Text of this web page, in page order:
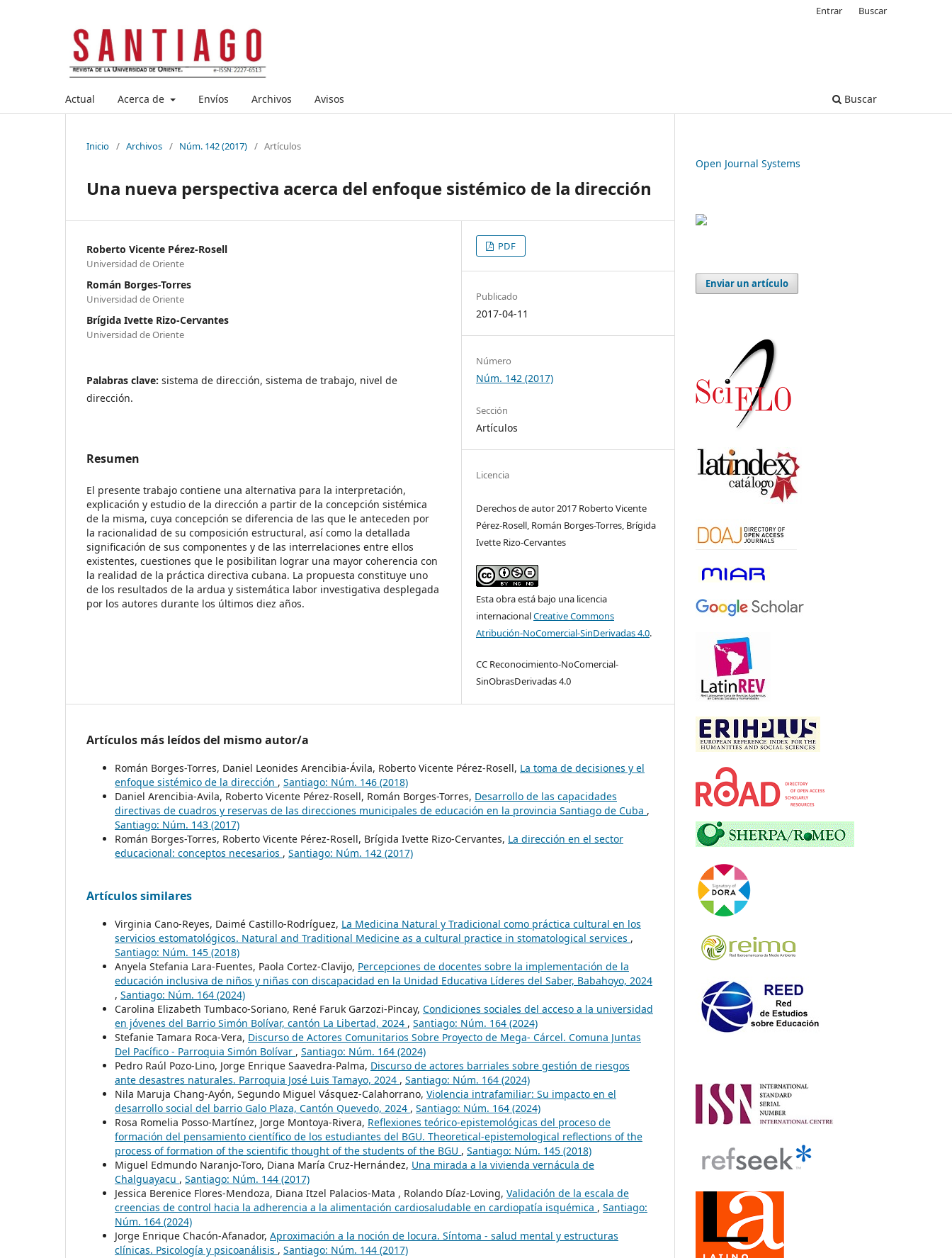
Actual Acerca de Envíos Archivos Avisos Buscar
Entrar Buscar
Inicio / Archivos / Núm. 142 (2017) / Artículos
Una nueva perspectiva acerca del enfoque sistémico de la dirección
Roberto Vicente Pérez-Rosell
Universidad de Oriente
Román Borges-Torres
Universidad de Oriente
Brígida Ivette Rizo-Cervantes
Universidad de Oriente
Palabras clave: sistema de dirección, sistema de trabajo, nivel de
dirección.
Resumen
El presente trabajo contiene una alternativa para la interpretación,
explicación y estudio de la dirección a partir de la concepción sistémica
de la misma, cuya concepción se diferencia de las que le anteceden por
la racionalidad de su composición estructural, así como la detallada
significación de sus componentes y de las interrelaciones entre ellos
existentes, cuestiones que le posibilitan lograr una mayor coherencia con
la realidad de la práctica directiva cubana. La propuesta constituye uno
de los resultados de la ardua y sistemática labor investigativa desplegada
por los autores durante los últimos diez años.
PDF
Publicado
2017-04-11
Número
Núm. 142 (2017)
Sección
Artículos
Licencia
Derechos de autor 2017 Roberto Vicente
Pérez-Rosell, Román Borges-Torres, Brígida
Ivette Rizo-Cervantes
Esta obra está bajo una licencia
internacionalCreative Commons
Atribución-NoComercial-SinDerivadas 4.0.
CC Reconocimiento-NoComercial-
SinObrasDerivadas 4.0
Artículos más leídos del mismo autor/a
Román Borges-Torres, Daniel Leonides Arencibia-Ávila, Roberto Vicente Pérez-Rosell, La toma de decisiones y el
enfoque sistémico de la dirección , Santiago: Núm. 146 (2018)
Daniel Arencibia-Avila, Roberto Vicente Pérez-Rosell, Román Borges-Torres, Desarrollo de las capacidades
directivas de cuadros y reservas de las direcciones municipales de educación en la provincia Santiago de Cuba ,
Santiago: Núm. 143 (2017)
Román Borges-Torres, Roberto Vicente Pérez-Rosell, Brígida Ivette Rizo-Cervantes, La dirección en el sector
educacional: conceptos necesarios , Santiago: Núm. 142 (2017)
Artículos similares
Virginia Cano-Reyes, Daimé Castillo-Rodríguez, La Medicina Natural y Tradicional como práctica cultural en los
servicios estomatológicos. Natural and Traditional Medicine as a cultural practice in stomatological services ,
Santiago: Núm. 145 (2018)
Anyela Stefania Lara-Fuentes, Paola Cortez-Clavijo, Percepciones de docentes sobre la implementación de la
educación inclusiva de niños y niñas con discapacidad en la Unidad Educativa Líderes del Saber, Babahoyo, 2024
, Santiago: Núm. 164 (2024)
Carolina Elizabeth Tumbaco-Soriano, René Faruk Garzozi-Pincay, Condiciones sociales del acceso a la universidad
en jóvenes del Barrio Simón Bolívar, cantón La Libertad, 2024 , Santiago: Núm. 164 (2024)
Stefanie Tamara Roca-Vera, Discurso de Actores Comunitarios Sobre Proyecto de Mega- Cárcel. Comuna Juntas
Del Pacífico - Parroquia Simón Bolívar , Santiago: Núm. 164 (2024)
Pedro Raúl Pozo-Lino, Jorge Enrique Saavedra-Palma, Discurso de actores barriales sobre gestión de riesgos
ante desastres naturales. Parroquia José Luis Tamayo, 2024 , Santiago: Núm. 164 (2024)
Nila Maruja Chang-Ayón, Segundo Miguel Vásquez-Calahorrano, Violencia intrafamiliar: Su impacto en el
desarrollo social del barrio Galo Plaza, Cantón Quevedo, 2024 , Santiago: Núm. 164 (2024)
Rosa Romelia Posso-Martínez, Jorge Montoya-Rivera, Reflexiones teórico-epistemológicas del proceso de
formación del pensamiento científico de los estudiantes del BGU. Theoretical-epistemological reflections of the
process of formation of the scientific thought of the students of the BGU , Santiago: Núm. 145 (2018)
Miguel Edmundo Naranjo-Toro, Diana María Cruz-Hernández, Una mirada a la vivienda vernácula de
Chalguayacu , Santiago: Núm. 144 (2017)
Jessica Berenice Flores-Mendoza, Diana Itzel Palacios-Mata , Rolando Díaz-Loving, Validación de la escala de
creencias de control hacia la adherencia a la alimentación cardiosaludable en cardiopatía isquémica , Santiago:
Núm. 164 (2024)
Jorge Enrique Chacón-Afanador, Aproximación a la noción de locura. Síntoma - salud mental y estructuras
clínicas. Psicología y psicoanálisis , Santiago: Núm. 144 (2017)
Open Journal Systems
Enviar un artículo